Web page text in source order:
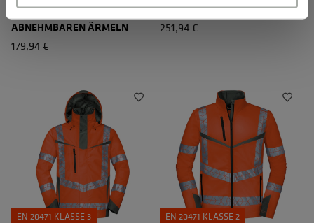
SOFTSHELLJACKE MIT
ABNEHMBAREN ÄRMELN
179,94 €
HARDSHELL
251,94 €
EN 20471 KLASSE 3
EN 20471 KLASSE 2